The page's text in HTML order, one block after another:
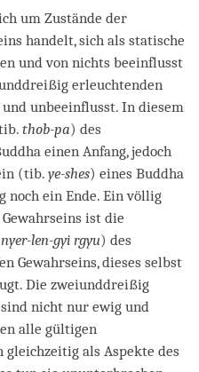
um Zustände der
handelt, sich als statische
und von nichts beeinflusst
erleuchtenden
unbeeinflusst. In diesem
thob-pa) des
einen Anfang, jedoch
(tib. ye-shes) eines Buddha
noch ein Ende. Ein völlig
ist die
nyer-len-gyi rgyu) des
Gewahrseins, dieses selbst
Die zweiunddreißig
nicht nur ewig und
alle gültigen
gleichzeitig als Aspekte des